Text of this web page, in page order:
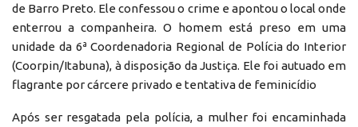
de Barro Preto. Ele confessou o crime e apontou o local onde
enterrou a companheira. O homem está preso em uma
unidade da 6ª Coordenadoria Regional de Polícia do Interior
(Coorpin/Itabuna), à disposição da Justiça. Ele foi autuado em
flagrante por cárcere privado e tentativa de feminicídio
Após ser resgatada pela polícia, a mulher foi encaminhada